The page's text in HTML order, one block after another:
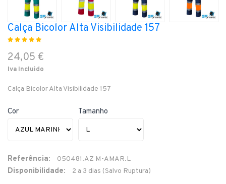
Calça Bicolor Alta Visibilidade 157
24,05 €
Iva Incluido
Calça Bicolor Alta Visibilidade 157
Cor Tamanho
Referência: 050481.AZ M-AMAR.L
Disponibilidade: 2 a 3 dias (Salvo Ruptura)